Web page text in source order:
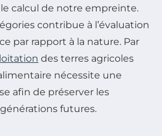
calcul de notre empreinte.
contribue à l’évaluation
par rapport à la nature. Par
des terres agricoles
nécessite une
afin de préserver les
futures.